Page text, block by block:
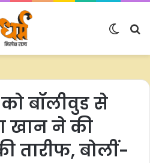
Switch
बॉलीवुड से
खान ने की
तारीफ, बोलीं-